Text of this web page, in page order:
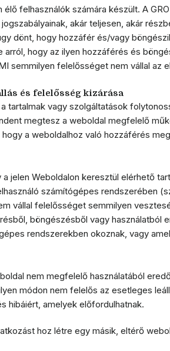
felhasználók számára készült. A
akár teljesen, akár
dönt, hogy hozzáfér és/vagy
hogy az ilyen hozzáférés és
semmilyen felelősséget nem vállal az
és felelősség kizárása
tartalmak vagy szolgáltatások
megtesz a weboldal megfelelő
a weboldalhoz való hozzáférés
jelen Weboldalon keresztül elérhető
számítógépes rendszerében
vállal felelősséget semmilyen
böngészésből vagy használatból
rendszerekben okoznak, vagy
nem megfelelő használatából
módon nem felelős az esetleges
hibáiért, amelyek előfordulhatnak.
hoz létre egy másik, eltérő